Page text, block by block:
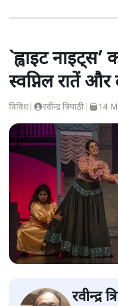
`ह्वाइट
स्वप्निल रातें और
विविध रवीन्द्र त्रिपाठी 14
रवीन्द्र